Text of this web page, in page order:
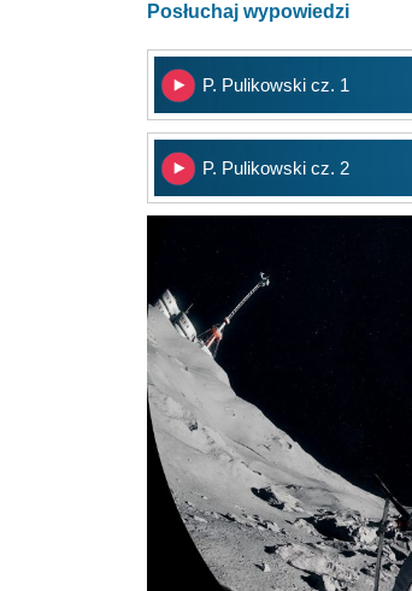
Posłuchaj wypowiedzi
P. Pulikowski cz. 1
P. Pulikowski cz. 2